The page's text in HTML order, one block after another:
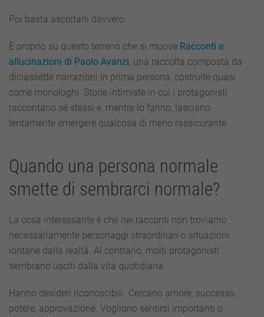
Poi basta ascoltarli davvero.
È proprio su questo terreno che si muove Racconti e
allucinazioni di Paolo Avanzi , una raccolta composta da
diciassette narrazioni in prima persona, costruite quasi
come monologhi. Storie intimiste in cui i protagonisti
raccontano sé stessi e, mentre lo fanno, lasciano
lentamente emergere qualcosa di meno rassicurante
Quando una persona normale
smette di sembrarci normale?
La cosa interessante è che nei racconti non troviamo
necessariamente personaggi straordinari o situazioni
lontane dalla realtà. Al contrario, molti protagonisti
sembrano usciti dalla vita quotidiana.
Hanno desideri riconoscibili. Cercano amore, successo,
potere, approvazione. Vogliono sentirsi importanti o